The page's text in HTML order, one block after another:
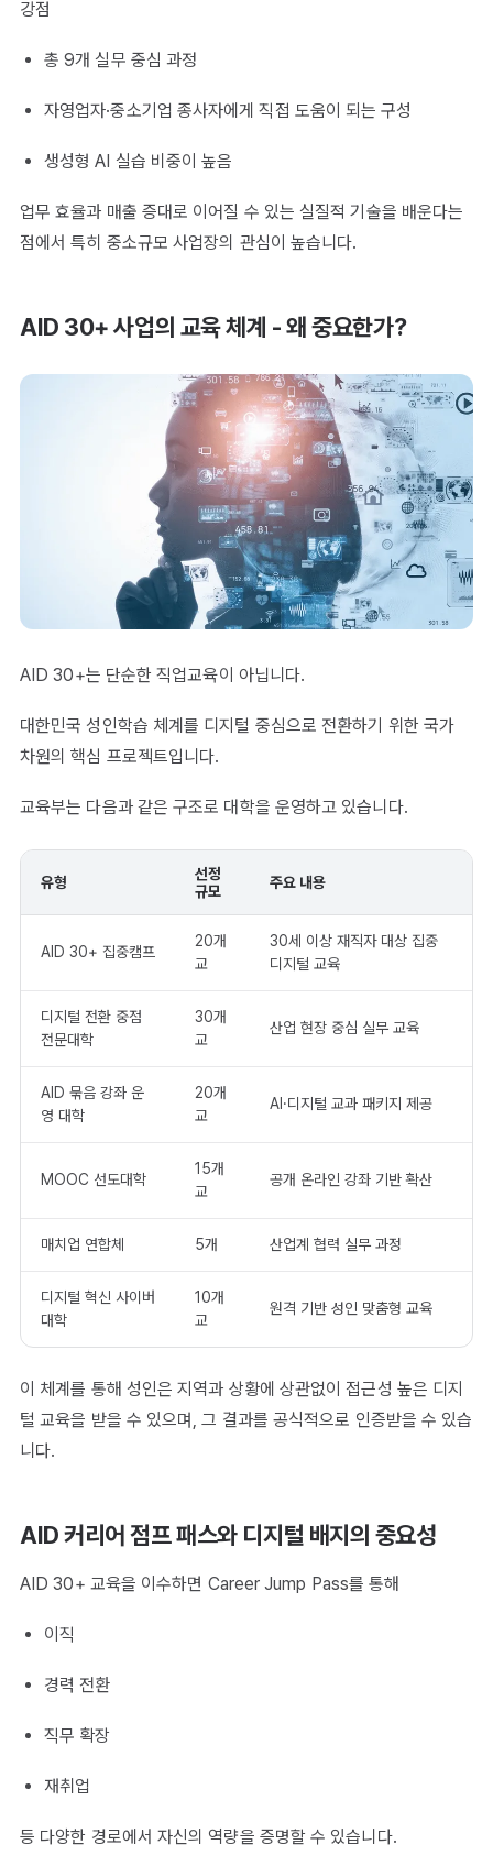
강점
총 9개 실무 중심 과정
자영업자·중소기업 종사자에게 직접 도움이 되는 구성
생성형 AI 실습 비중이 높음
업무 효율과 매출 증대로 이어질 수 있는 실질적 기술을 배운다는
점에서 특히 중소규모 사업장의 관심이 높습니다.
AID 30+ 사업의 교육 체계 - 왜 중요한가?
AID 30+는 단순한 직업교육이 아닙니다.
대한민국 성인학습 체계를 디지털 중심으로 전환하기 위한 국가
차원의 핵심 프로젝트입니다.
교육부는 다음과 같은 구조로 대학을 운영하고 있습니다.
유형
선정
규모
주요 내용
AID 30+ 집중캠프
20개
교
30세 이상 재직자 대상 집중
디지털 교육
디지털 전환 중점
전문대학
30개
교
산업 현장 중심 실무 교육
AID 묶음 강좌 운
영 대학
20개
교
AI·디지털 교과 패키지 제공
MOOC 선도대학
15개
교
공개 온라인 강좌 기반 확산
매치업 연합체 5개 산업계 협력 실무 과정
디지털 혁신 사이버
대학
10개
교
원격 기반 성인 맞춤형 교육
이 체계를 통해 성인은 지역과 상황에 상관없이 접근성 높은 디지
털 교육을 받을 수 있으며, 그 결과를 공식적으로 인증받을 수 있습
니다.
AID 커리어 점프 패스와 디지털 배지의 중요성
AID 30+ 교육을 이수하면 Career Jump Pass를 통해
이직
경력 전환
직무 확장
재취업
등 다양한 경로에서 자신의 역량을 증명할 수 있습니다.